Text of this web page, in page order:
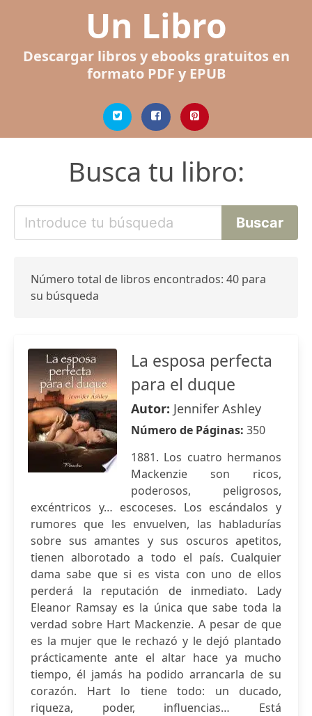
Un Libro
Descargar libros y ebooks gratuitos en
formato PDF y EPUB
Busca tu libro:
Número total de libros encontrados: 40 para
su búsqueda
La esposa perfecta
para el duque
Autor: Jennifer Ashley
Número de Páginas: 350
1881. Los cuatro hermanos
Mackenzie son ricos,
poderosos, peligrosos,
excéntricos y… escoceses. Los escándalos y
rumores que les envuelven, las habladurías
sobre sus amantes y sus oscuros apetitos,
tienen alborotado a todo el país. Cualquier
dama sabe que si es vista con uno de ellos
perderá la reputación de inmediato. Lady
Eleanor Ramsay es la única que sabe toda la
verdad sobre Hart Mackenzie. A pesar de que
es la mujer que le rechazó y le dejó plantado
prácticamente ante el altar hace ya mucho
tiempo, él jamás ha podido arrancarla de su
corazón. Hart lo tiene todo: un ducado,
riqueza, poder, influencias… Está